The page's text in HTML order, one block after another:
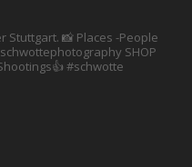
Stuttgart. 📸 Places -People
SHOP
#schwotte